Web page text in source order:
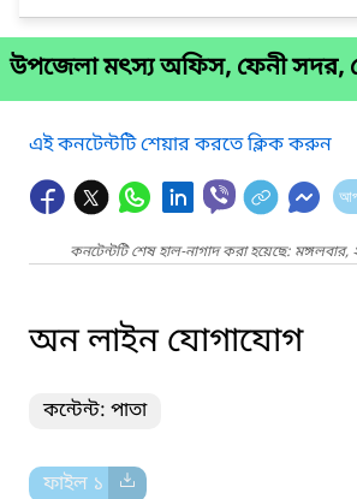
উপজেলা মৎস্য অফিস, ফেনী সদর,
এই কনটেন্টটি শেয়ার করতে ক্লিক করুন
কনটেন্টটি শেষ হাল-নাগাদ করা হয়েছে:
অন লাইন যোগাযোগ
কন্টেন্ট: পাতা
ফাইল ১